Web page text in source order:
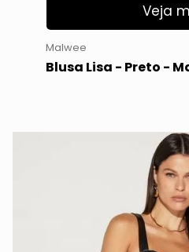
Veja
Malwee
Blusa Lisa - Preto -